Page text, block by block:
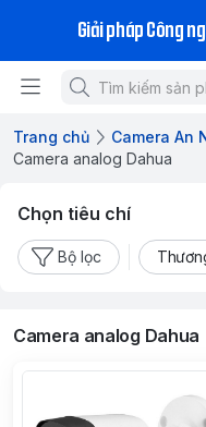
Giải pháp Công
Trang chủ Camera An
Camera analog Dahua
Chọn tiêu chí
Bộ lọc
Camera analog Dahua